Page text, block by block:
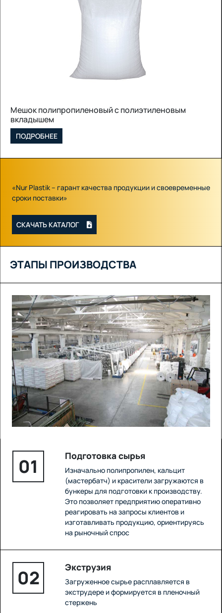
Мешок полипропиленовый с полиэтиленовым
вкладышем
ПОДРОБНЕЕ
«Nur Plastik – гарант качества продукции и своевременные
сроки поставки»
СКАЧАТЬ КАТАЛОГ
ЭТАПЫ ПРОИЗВОДСТВА
01 Подготовка сырья
Изначально полипропилен, кальцит
(мастербатч) и красители загружаются в
бункеры для подготовки к производству.
Это позволяет предприятию оперативно
реагировать на запросы клиентов и
изготавливать продукцию, ориентируясь
на рыночный спрос
02 Экструзия
Загруженное сырье расплавляется в
экструдере и формируется в пленочный
стержень